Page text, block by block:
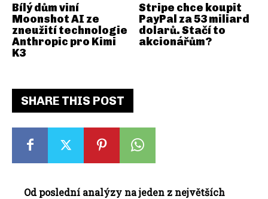
SHARE THIS POST
Od poslední analýzy na jeden z největších
Bílý dům viní
Moonshot AI ze
zneužití technologie
Anthropic pro Kimi
K3
Stripe chce koupit
PayPal za 53 miliard
dolarů. Stačí to
akcionářům?